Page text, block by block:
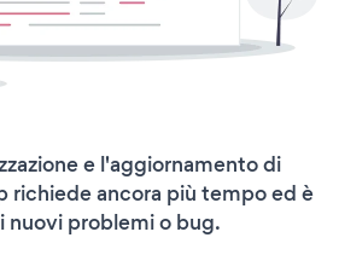
e l'aggiornamento di
richiede ancora più tempo ed è
nuovi problemi o bug.